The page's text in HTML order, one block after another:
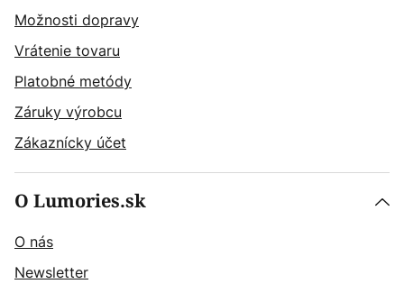
Možnosti dopravy
Vrátenie tovaru
Platobné metódy
Záruky výrobcu
Zákaznícky účet
O Lumories.sk
O nás
Newsletter